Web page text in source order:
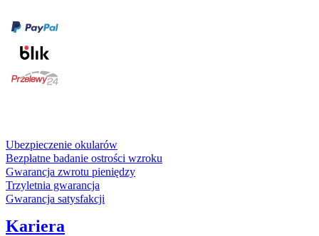
Ubezpieczenie okularów
Bezpłatne badanie ostrości wzroku
Gwarancja zwrotu pieniędzy
Trzyletnia gwarancja
Gwarancja satysfakcji
Kariera